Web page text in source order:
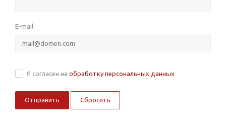
E-mail
Я согласен на обработку персональных данных
Сбросить